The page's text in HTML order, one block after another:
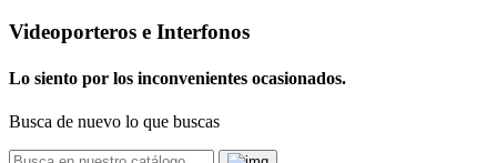
Videoporteros e Interfonos
Lo siento por los inconvenientes ocasionados.
Busca de nuevo lo que buscas